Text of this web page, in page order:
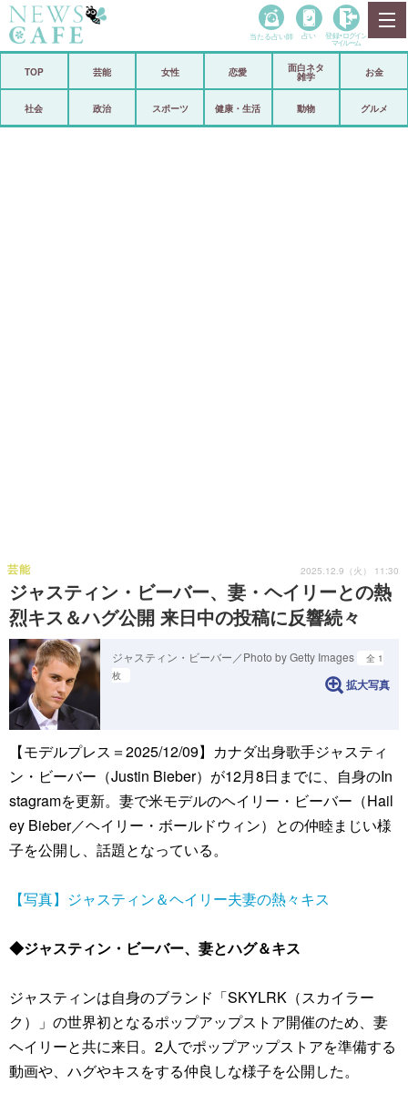
政治
当たる占い師 占い 登録• ログイン
マイルーム
TOP 芸能 女性 恋愛
面白ネタ
雑学
お金
社会 政治 スポーツ 健康・生活 動物 グルメ
ジャスティン・ビーバー、妻・ヘイリーとの熱
烈キス＆ハグ公開 来日中の投稿に反響続々
芸能 2025.12.9（火） 11:30
ジャスティン・ビーバー／Photo by Getty Images
全 1
枚
拡大写真
【モデルプレス＝2025/12/09】カナダ出身歌手ジャスティ
ン・ビーバー（Justin Bieber）が12月8日までに、自身のIn
stagramを更新。妻で米モデルのヘイリー・ビーバー（Hail
ey Bieber／ヘイリー・ボールドウィン）との仲睦まじい様
子を公開し、話題となっている。
【写真】ジャスティン＆ヘイリー夫妻の熱々キス
◆ジャスティン・ビーバー、妻とハグ＆キス
ジャスティンは自身のブランド「SKYLRK（スカイラー
ク）」の世界初となるポップアップストア開催のため、妻
ヘイリーと共に来日。2人でポップアップストアを準備する
動画や、ハグやキスをする仲良しな様子を公開した。